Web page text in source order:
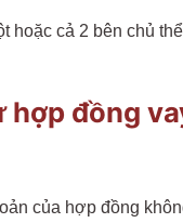
cả 2 bên chủ
đồng
của hợp đồng